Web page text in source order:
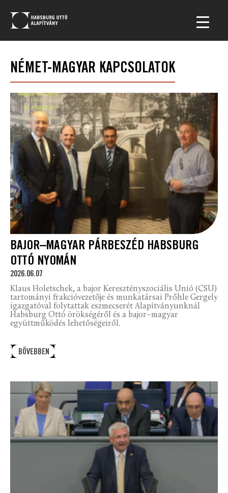
NÉMET-MAGYAR KAPCSOLATOK
BAJOR–MAGYAR PÁRBESZÉD HABSBURG
OTTÓ NYOMÁN
2026.06.07
Klaus Holetschek, a bajor Keresztényszociális Unió (CSU)
tartományi frakcióvezetője és munkatársai Prőhle Gergely
igazgatóval folytattak eszmecserét Alapítványunknál
Habsburg Ottó örökségéről és a bajor–magyar
együttműködés lehetőségeiről.
BŐVEBBEN